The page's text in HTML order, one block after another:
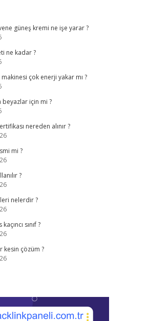
güneş kremi ne işe yarar ?
ne kadar ?
makinesi çok enerji yakar mı ?
için mi ?
nereden alınır ?
mi ?
?
nelerdir ?
sınıf ?
kesin çözüm ?